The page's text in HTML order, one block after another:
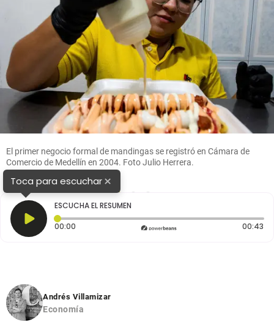
El primer negocio formal de mandingas se registró en Cámara de
Comercio de Medellín en 2004. Foto Julio Herrera.
Toca para escuchar×
ESCUCHA EL RESUMEN
00:00 Tiempo transcurrido: 0 segundos 00:43
Andrés Villamizar
Economía